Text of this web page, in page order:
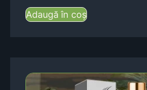
Adaugă în coș